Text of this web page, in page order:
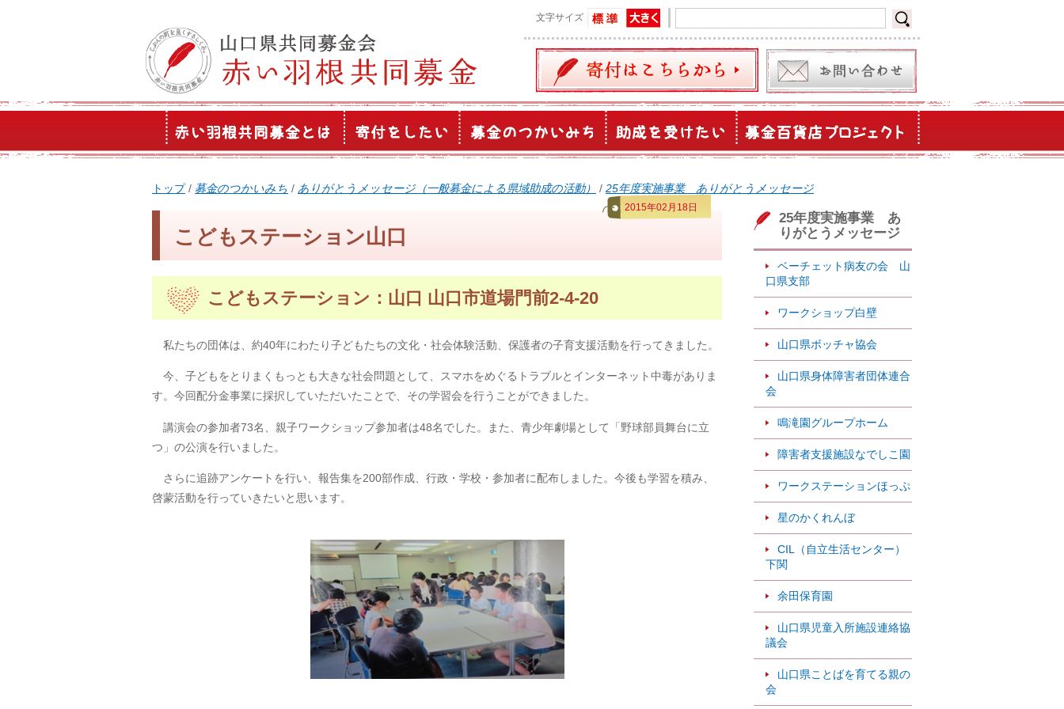
文字サイズ
現
在
トップ/ 募金のつかいみち / ありがとうメッセージ（一般募金による県域助成の活動） / 25年度実施事業 ありがとうメッセージ
こどもステーション山口
2015年02月18日
こどもステーション：山口 山口市道場門前2-4-20
私たちの団体は、約40年にわたり子どもたちの文化・社会体験活動、保護者の子育支援活動を行ってきました。
今、子どもをとりまくもっとも大きな社会問題として、スマホをめぐるトラブルとインターネット中毒がありま
す。今回配分金事業に採択していただいたことで、その学習会を行うことができました。
講演会の参加者73名、親子ワークショップ参加者は48名でした。また、青少年劇場として「野球部員舞台に立
つ」の公演を行いました。
さらに追跡アンケートを行い、報告集を200部作成、行政・学校・参加者に配布しました。今後も学習を積み、
啓蒙活動を行っていきたいと思います。
25年度実施事業 あ
りがとうメッセージ
ベーチェット病友の会 山
口県支部
ワークショップ白壁
山口県ボッチャ協会
山口県身体障害者団体連合
会
鳴滝園グループホーム
障害者支援施設なでしこ園
ワークステーションほっぷ
星のかくれんぼ
CIL（自立生活センター）
下関
余田保育園
山口県児童入所施設連絡協
議会
山口県ことばを育てる親の
会